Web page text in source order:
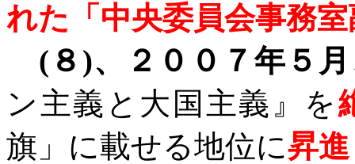
れた「中央委員会事務
( ８ )、２００７年５月
ン主義と大国主義』を
旗」に載せる地位に昇進